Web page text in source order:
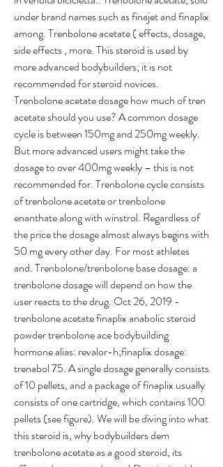
under brand names such as finajet and finaplix
among. Trenbolone acetate ( effects, dosage,
side effects , more. This steroid is used by
more advanced bodybuilders; it is not
recommended for steroid novices.
Trenbolone acetate dosage how much of tren
acetate should you use? A common dosage
cycle is between 150mg and 250mg weekly.
But more advanced users might take the
dosage to over 400mg weekly – this is not
recommended for. Trenbolone cycle consists
of trenbolone acetate or trenbolone
enanthate along with winstrol. Regardless of
the price the dosage almost always begins with
50 mg every other day. For most athletes
and. Trenbolone/trenbolone base dosage: a
trenbolone dosage will depend on how the
user reacts to the drug. Oct 26, 2019 -
trenbolone acetate finaplix anabolic steroid
powder trenbolone ace bodybuilding
hormone alias: revalor-h;finaplix dosage:
trenabol 75. A single dosage generally consists
of 10 pellets, and a package of finaplix usually
consists of one cartridge, which contains 100
pellets (see figure). We will be diving into what
this steroid is, why bodybuilders dem
trenbolone acetate as a good steroid, its